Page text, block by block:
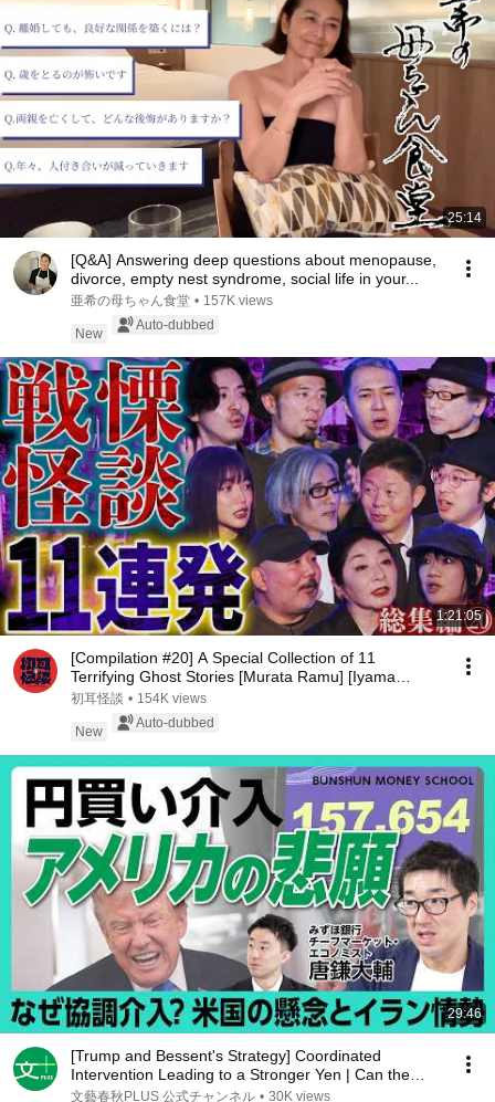
25:14
[Q&A] Answering deep questions about menopause,
divorce, empty nest syndrome, social life in your...
亜希の母ちゃん食堂 • 157K views
New
Auto-dubbed
1:21:05
[Compilation #20] A Special Collection of 11
Terrifying Ghost Stories [Murata Ramu] [Iyama
Ryokic...
初耳怪談 • 154K views
New
Auto-dubbed
29:46
[Trump and Bessent's Strategy] Coordinated
Intervention Leading to a Stronger Yen | Can the
Weak ...
文藝春秋PLUS 公式チャンネル • 30K views